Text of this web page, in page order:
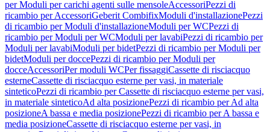
per Moduli per carichi agenti sulle mensoleAccessoriPezzi di
ricambio per AccessoriGeberit CombifixModuli d'installazionePezzi
di ricambio per Moduli d'installazioneModuli per WCPezzi di
ricambio per Moduli per WCModuli per lavabiPezzi di ricambio per
Moduli per lavabiModuli per bidetPezzi di ricambio per Moduli per
bidetModuli per doccePezzi di ricambio per Moduli per
docceAccessoriPer moduli WCPer fissaggiCassette di risciacquo
esterneCassette di risciacquo esterne per vasi, in materiale
sinteticoPezzi di ricambio per Cassette di risciacquo esterne per vasi,
in materiale sinteticoAd alta posizionePezzi di ricambio per Ad alta
posizioneA bassa e media posizionePezzi di ricambio per A bassa e
media posizioneCassette di risciacquo esterne per vasi, in